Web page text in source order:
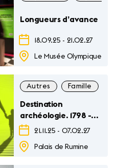
Longueurs d’avance
18.09.25 - 21.02.27
Le Musée Olympique
Autres Famille
Destination
archéologie. 1798 -
Futur21.11.25 - 07.02.27
Palais de Rumine